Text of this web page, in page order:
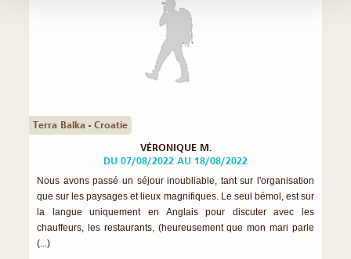
Terra Balka - Croatie
VÉRONIQUE M.
DU 07/08/2022 AU 18/08/2022
Nous avons passé un séjour inoubliable, tant sur l'organisation
que sur les paysages et lieux magnifiques. Le seul bémol, est sur
la langue uniquement en Anglais pour discuter avec les
chauffeurs, les restaurants, (heureusement que mon mari parle
(...)